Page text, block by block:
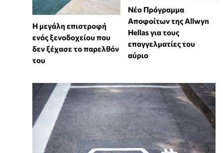
Η μεγάλη επιστροφή
ενός ξενοδοχείου που
δεν ξέχασε το παρελθόν
του
Νέο Πρόγραμμα
Αποφοίτων της Allwyn
Hellas για τους
επαγγελματίες του
αύριο